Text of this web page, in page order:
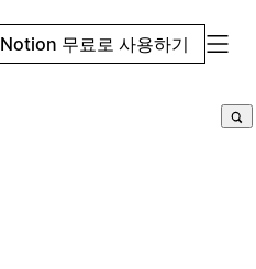
Notion 무료로 사용하기